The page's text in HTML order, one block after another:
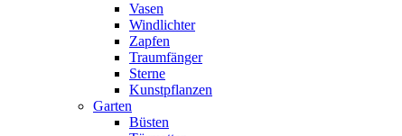
Vasen
Windlichter
Zapfen
Traumfänger
Sterne
Kunstpflanzen
Garten
Büsten